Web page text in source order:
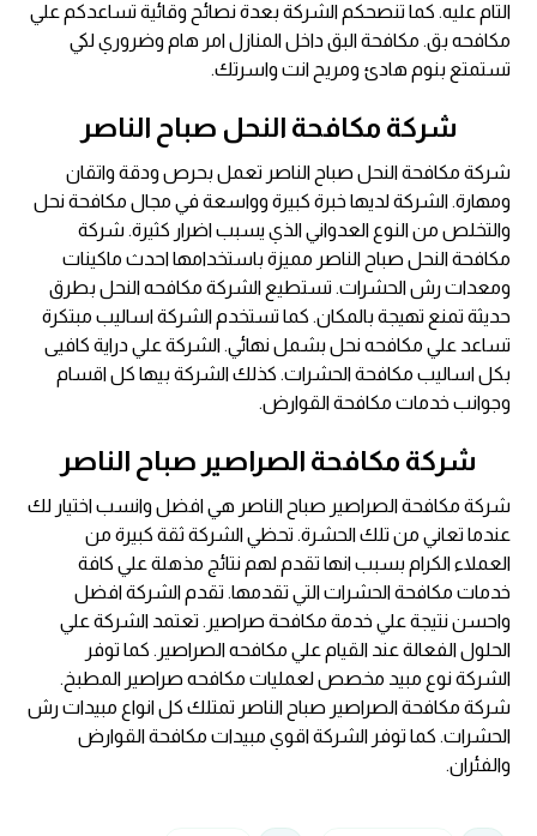
التام عليه. كما تنصحكم الشركة بعدة نصائح وقائية تساعدكم علي
مكافحه بق. مكافحة البق داخل المنازل امر هام وضروري لكي
تستمتع بنوم هادئ ومريح انت واسرتك.
شركة مكافحة النحل صباح الناصر
شركة مكافحة النحل صباح الناصر تعمل بحرص ودقة واتقان
ومهارة. الشركة لديها خبرة كبيرة وواسعة في مجال مكافحة نحل
والتخلص من النوع العدواني الذي يسبب اضرار كثيرة. شركة
مكافحة النحل صباح الناصر مميزة باستخدامها احدث ماكينات
ومعدات رش الحشرات. تستطيع الشركة مكافحه النحل بطرق
حديثة تمنع تهيجة بالمكان. كما تستخدم الشركة اساليب مبتكرة
تساعد علي مكافحه نحل بشمل نهائي. الشركة علي دراية كافيى
بكل اساليب مكافحة الحشرات. كذلك الشركة بيها كل اقسام
وجوانب خدمات مكافحة القوارض.
شركة مكافحة الصراصير صباح الناصر
شركة مكافحة الصراصير صباح الناصر هي افضل وانسب اختيار لك
عندما تعاني من تلك الحشرة. تحظي الشركة ثقة كبيرة من
العملاء الكرام بسبب انها تقدم لهم نتائج مذهلة علي كافة
خدمات مكافحة الحشرات التي تقدمها. تقدم الشركة افضل
واحسن نتيجة علي خدمة مكافحة صراصير. تعتمد الشركة علي
الحلول الفعالة عند القيام علي مكافحه الصراصير. كما توفر
الشركة نوع مبيد مخصص لعمليات مكافحه صراصير المطبخ.
شركة مكافحة الصراصير صباح الناصر تمتلك كل انواع مبيدات رش
الحشرات. كما توفر الشركة اقوي مبيدات مكافحة القوارض
والفئران.